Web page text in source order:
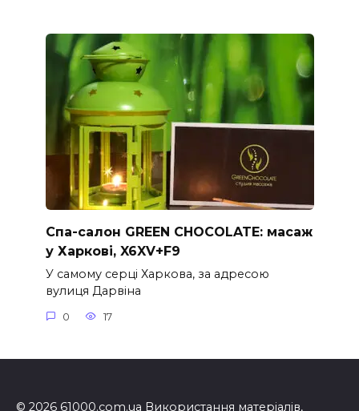
Спа-салон GREEN CHOCOLATE: масаж
у Харкові, X6XV+F9
У самому серці Харкова, за адресою
вулиця Дарвіна
0 17
© 2026 61000.com.ua Використання матеріалів,